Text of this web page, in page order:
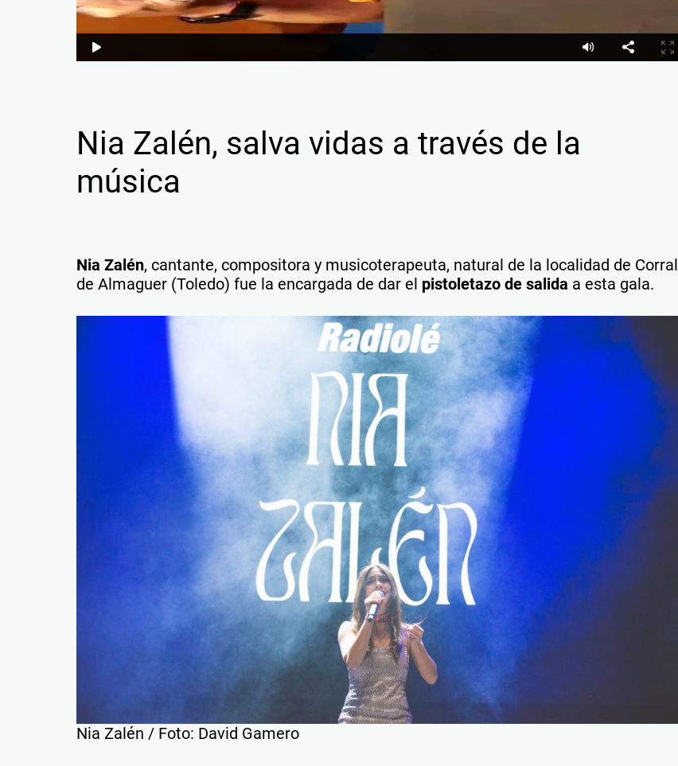
Nia Zalén, salva vidas a través de la
música
Nia Zalén, cantante, compositora y musicoterapeuta, natural de la localidad de Corral
de Almaguer (Toledo) fue la encargada de dar el pistoletazo de salida a esta gala.
Nia Zalén / Foto: David Gamero